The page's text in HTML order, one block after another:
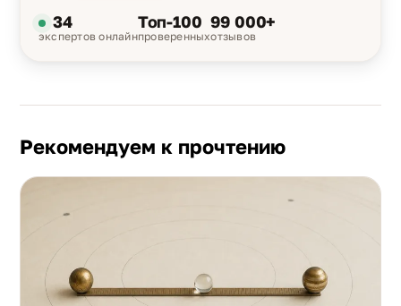
34
экспертов онлайн
Топ-100
проверенных
99 000+
отзывов
Рекомендуем к прочтению